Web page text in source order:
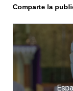
Comparte la